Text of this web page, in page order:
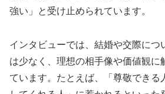
強い」と受け止められています。
インタビューでは、結婚や交際につ
は少なく、理想の相手像や価値観に
ています。たとえば、「尊敬できる